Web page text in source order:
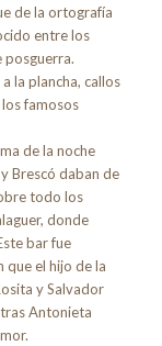
de la ortografía
entre los
posguerra.
la plancha, callos
famosos
de la noche
Brescó daban de
todo los
donde
bar fue
que el hijo de la
y Salvador
Antonieta